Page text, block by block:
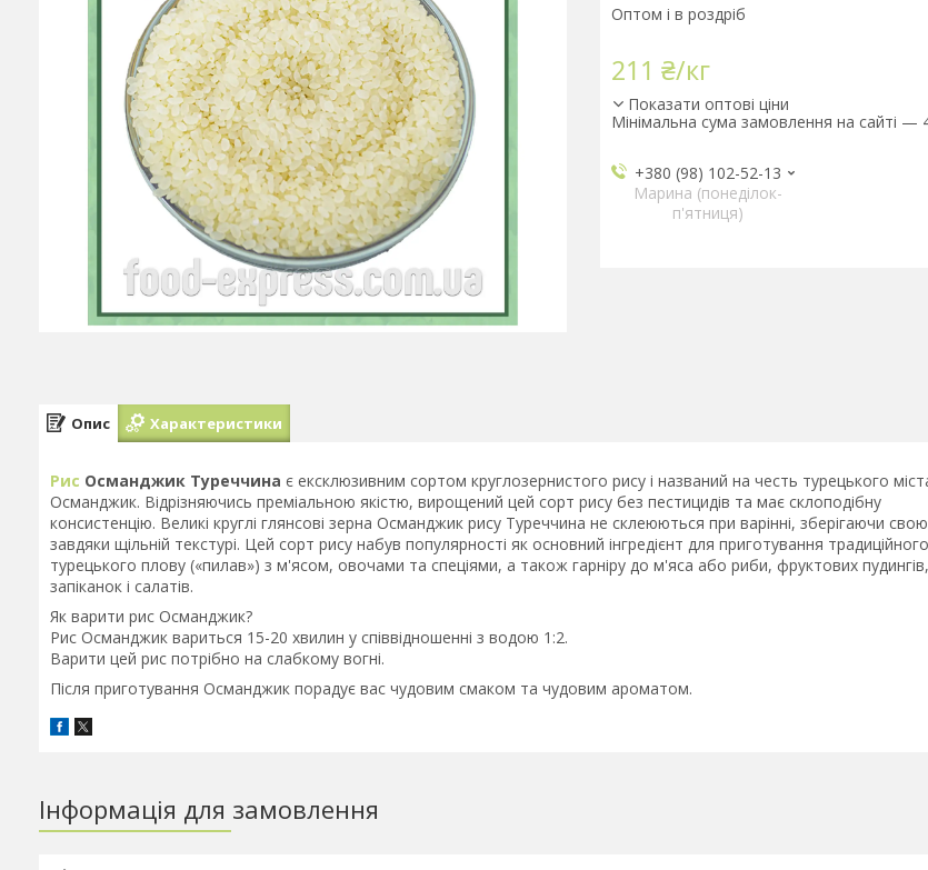
Оптом і в роздріб
211 ₴/кг
Показати оптові ціни
Мінімальна сума замовлення на сайті —
+380 (98) 102-52-13
Марина (понеділок-
п'ятниця)
Опис Характеристики
Рис Османджик Туреччина є ексклюзивним сортом круглозернистого рису і названий на честь турецького
Османджик. Відрізняючись преміальною якістю, вирощений цей сорт рису без пестицидів та має склоподібну
консистенцію. Великі круглі глянсові зерна Османджик рису Туреччина не склеюються при варінні, зберігаючи
завдяки щільній текстурі. Цей сорт рису набув популярності як основний інгредієнт для приготування традиційного
турецького плову («пилав») з м'ясом, овочами та спеціями, а також гарніру до м'яса або риби, фруктових пудингів,
запіканок і салатів.
Як варити рис Османджик?
Рис Османджик вариться 15-20 хвилин у співвідношенні з водою 1:2.
Варити цей рис потрібно на слабкому вогні.
Після приготування Османджик порадує вас чудовим смаком та чудовим ароматом.
Інформація для замовлення